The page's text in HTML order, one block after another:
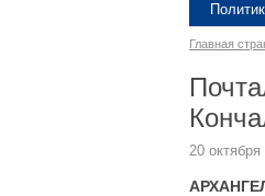
Главная
20